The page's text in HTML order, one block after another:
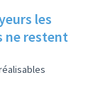
les
ne restent